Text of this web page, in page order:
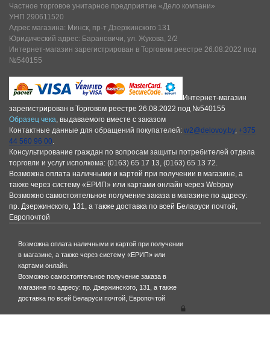
Частное торговое унитарное предприятие «Дело компани»
УНП 290611520
Адрес магазина: Минск, пр-т Дзержинского 131
Юридический адрес: Барановичи, ул. Жукова, 2/2
Интернет-магазин зарегистрирован в Торговом реестре 26.08.2022 под
№540155
Интернет-магазин
зарегистрирован в Торговом реестре 26.08.2022 под №540155
Образец чека, выдаваемого вместе с заказом
Контактные данные для обращений покупателей: w2@delovoy.by, +375
44 560 96 00.
Консультирование граждан по вопросам защиты потребителей отдела
торговли и услуг исполкома: (0163) 65 17 13, (0163) 65 13 72.
Возможна оплата наличными и картой при получении в магазине, а
также через систему «ЕРИП» или картами онлайн через Webpay
Возможно самостоятельное получение заказа в магазине по адресу:
пр. Дзержинского, 131, а также доставка по всей Беларуси почтой,
Европочтой
Возможна оплата наличными и картой при получении
в магазине, а также через систему «ЕРИП» или
картами онлайн.
Возможно самостоятельное получение заказа в
магазине по адресу: пр. Дзержинского, 131, а также
доставка по всей Беларуси почтой, Европочтой